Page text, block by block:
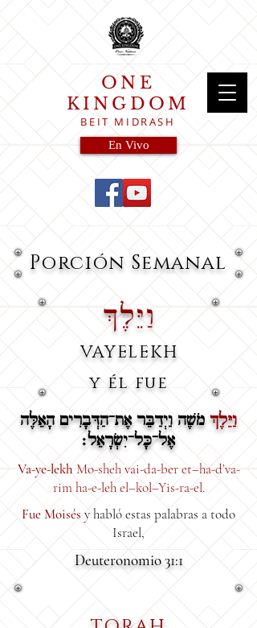
ONE
KINGDOM
BEIT MIDRASH
En Vivo
Porción Semanal
וַיֵּלֶךְ
VAYELEKH
y él fue
וַיֵּלֶךְ מֹשֶׁה וַיְדַבֵּר אֶת־הַדְּבָרִים הָאֵלֶּה
אֶל־כָּל־יִשְׂרָאֵל׃
Va-ye-lekh Mo-sheh vai-da-ber et–ha-d’va-
rim ha-e-leh el–kol–Yis-ra-el.
Fue Moisés y habló estas palabras a todo
Israel,
Deuteronomio 31:1